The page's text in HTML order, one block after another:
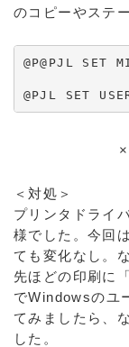
のコピーやステ
@P@PJL SET
@PJL
@PJL SET
＜対処＞
プリンタドライ
様でした。今回
ても変化なし。
先ほどの印刷に
でWindowsのユ
てみましたら、
した。